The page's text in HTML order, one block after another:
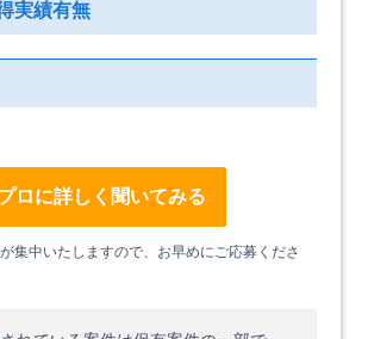
実績有無
ロに詳しく聞いてみる
集中いたしますので、お早めにご応募くださ